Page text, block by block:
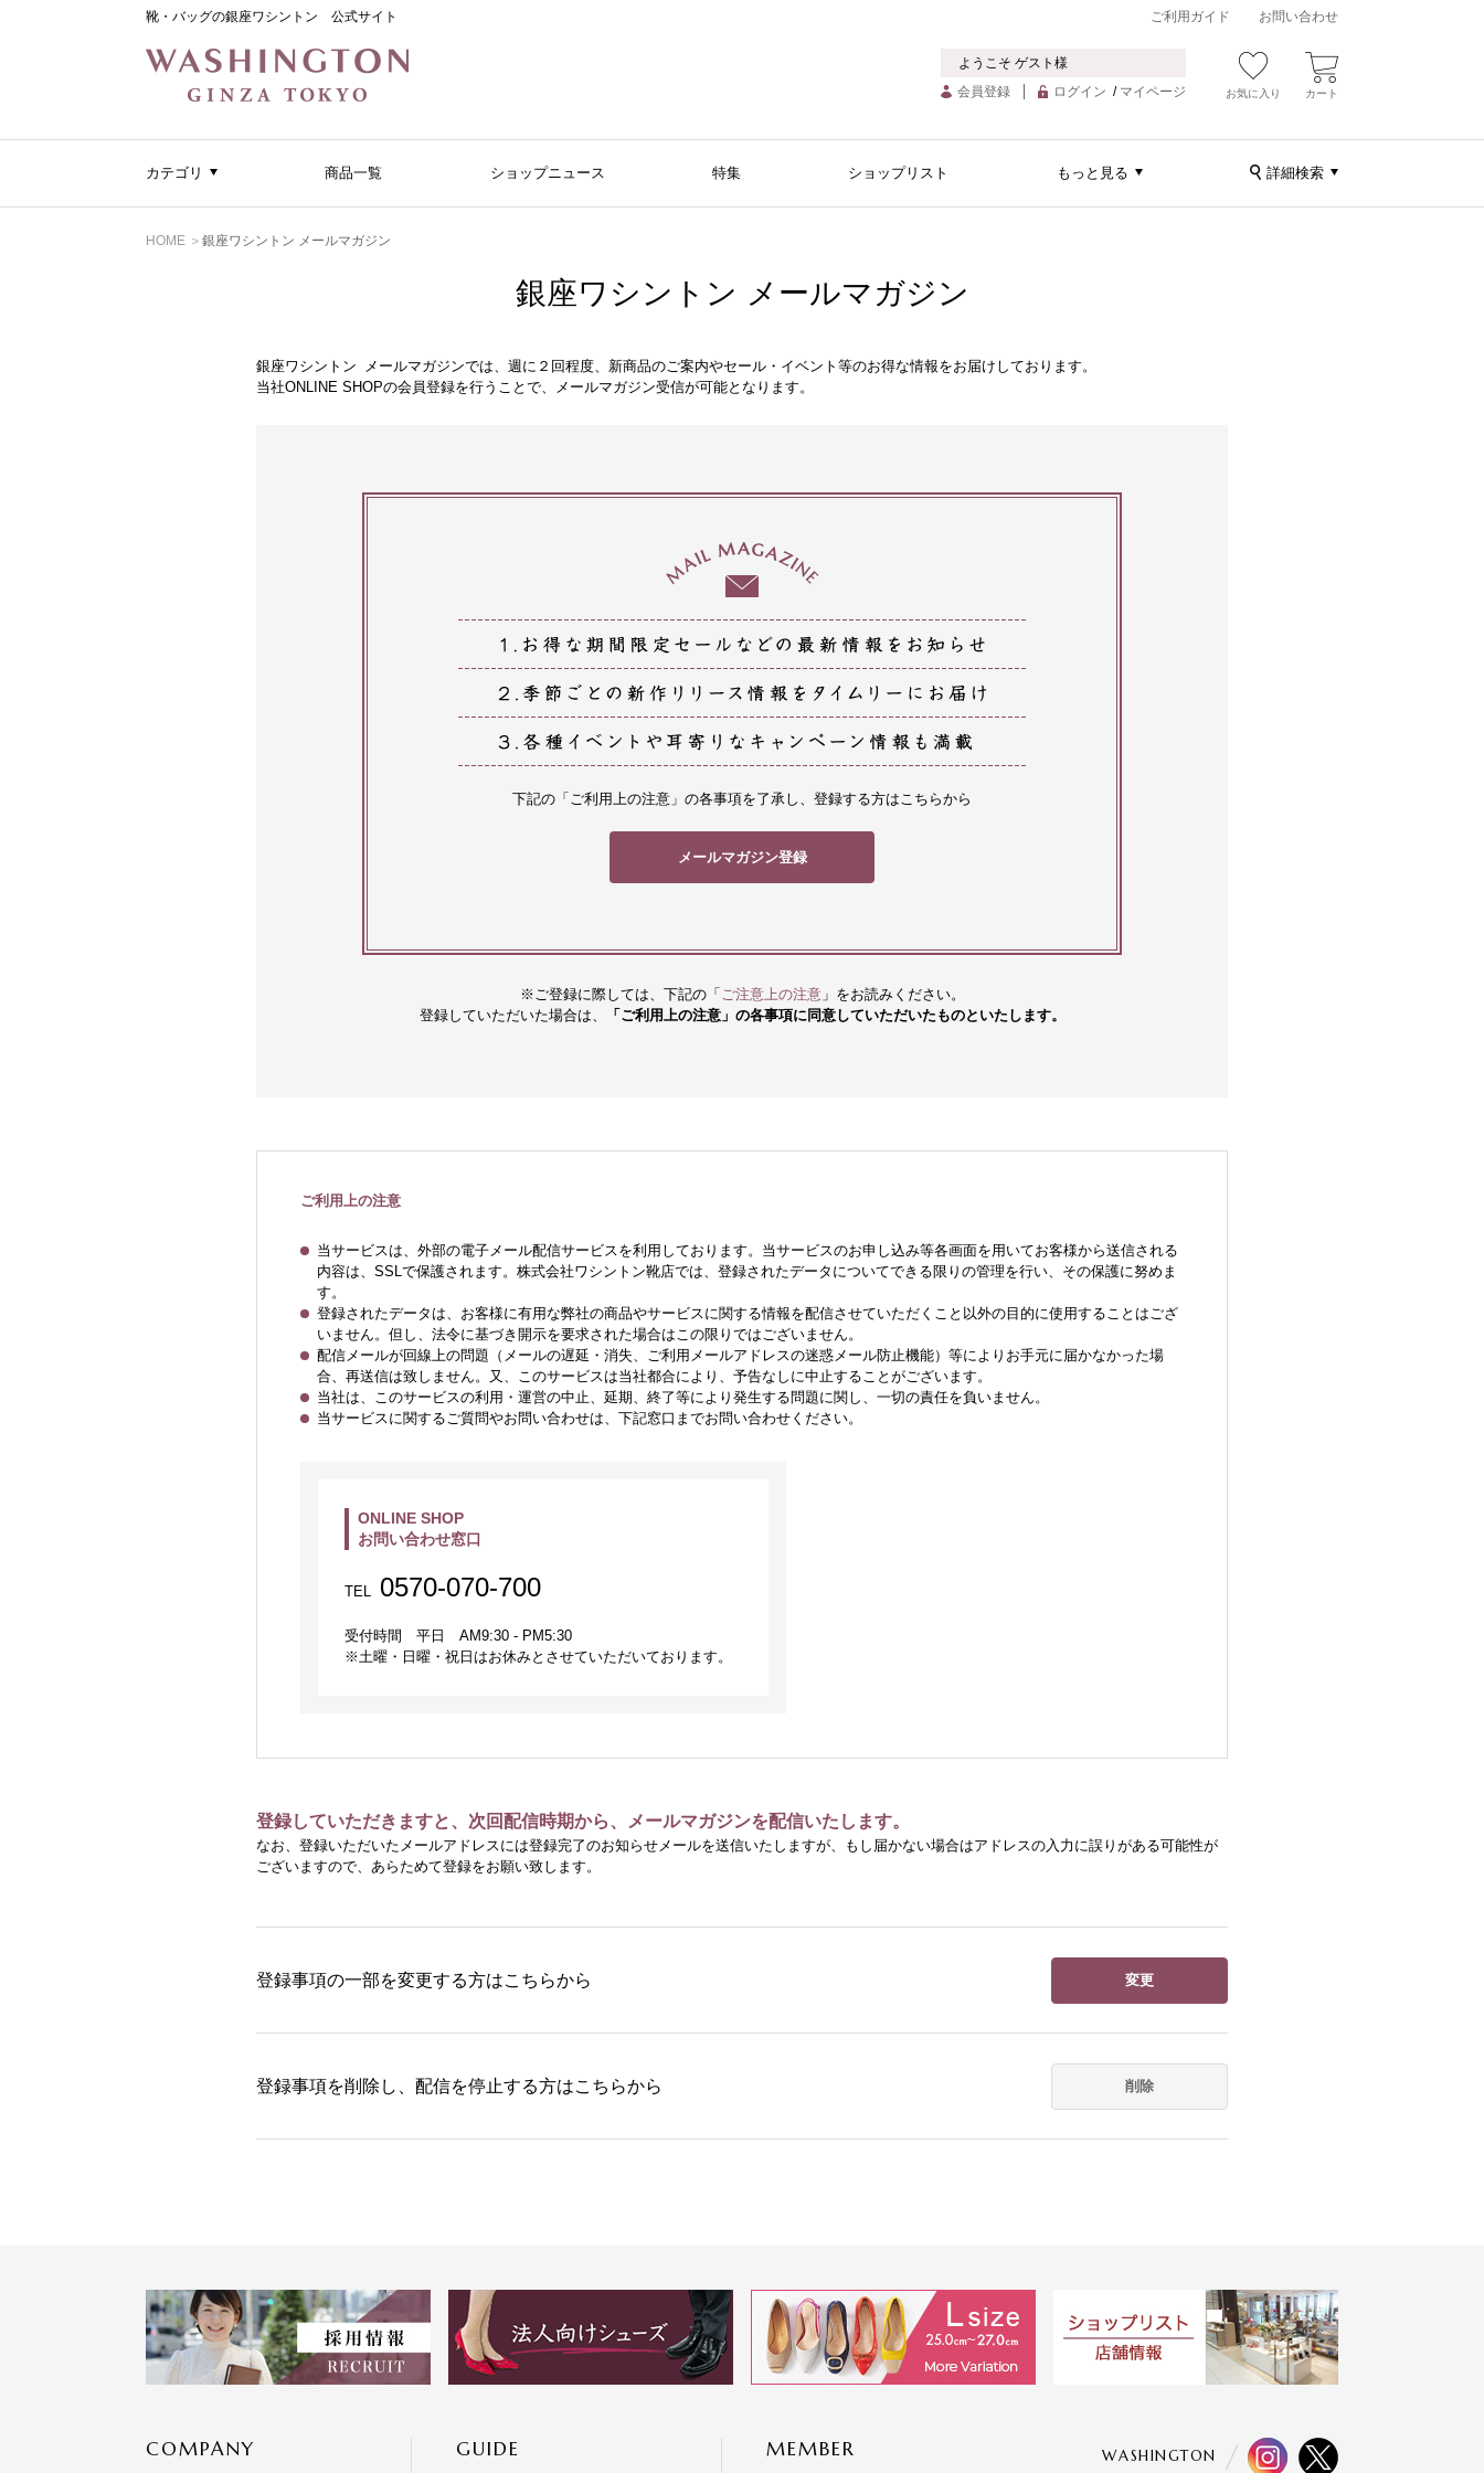
靴・バッグの銀座ワシントン 公式サイト ご利用ガイド お問い合わせ
ようこそ ゲスト様
会員登録
ログイン / マイページ お気に入り カート
カテゴリ 商品一覧 ショップニュース 特集 ショップリスト もっと見る 詳細検索
HOME 銀座ワシントン メールマガジン
銀座ワシントン メールマガジン
銀座ワシントン メールマガジンでは、週に２回程度、新商品のご案内やセール・イベント等のお得な情報をお届けしております。
当社ONLINE SHOPの会員登録を行うことで、メールマガジン受信が可能となります。
下記の「ご利用上の注意」の各事項を了承し、登録する方はこちらから
メールマガジン登録
※ご登録に際しては、下記の「 ご注意上の注意」をお読みください。
登録していただいた場合は、
「ご利用上の注意」の各事項に同意していただいたものといたします。
ご利用上の注意
当サービスは、外部の電子メール配信サービスを利用しております。当サービスのお申し込み等各画面を用いてお客様から送信される
内容は、SSLで保護されます。株式会社ワシントン靴店では、登録されたデータについてできる限りの管理を行い、その保護に努めま
す。
登録されたデータは、お客様に有用な弊社の商品やサービスに関する情報を配信させていただくこと以外の目的に使用することはござ
いません。但し、法令に基づき開示を要求された場合はこの限りではございません。
配信メールが回線上の問題（メールの遅延・消失、ご利用メールアドレスの迷惑メール防止機能）等によりお手元に届かなかった場
合、再送信は致しません。又、このサービスは当社都合により、予告なしに中止することがございます。
当社は、このサービスの利用・運営の中止、延期、終了等により発生する問題に関し、一切の責任を負いません。
当サービスに関するご質問やお問い合わせは、下記窓口までお問い合わせください。
ONLINE SHOP
お問い合わせ窓口
TEL 0570-070-700
受付時間 平日 AM9:30 - PM5:30
※土曜・日曜・祝日はお休みとさせていただいております。
登録していただきますと、次回配信時期から、メールマガジンを配信いたします。
なお、登録いただいたメールアドレスには登録完了のお知らせメールを送信いたしますが、もし届かない場合はアドレスの入力に誤りがある可能性が
ございますので、あらためて登録をお願い致します。
登録事項の一部を変更する方はこちらから 変更
登録事項を削除し、配信を停止する方はこちらから 削除
COMPANY GUIDE MEMBER WASHINGTON